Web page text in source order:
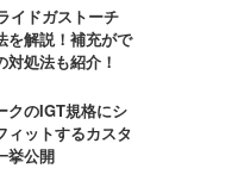
イドガストーチ
を解説！補充がで
対処法も紹介！
クのIGT規格にシ
ィットするカスタ
挙公開